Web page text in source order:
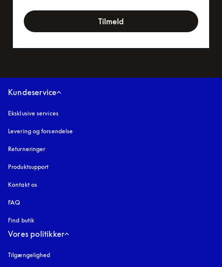
Tilmeld
Kundeservice
Eksklusive services
Levering og forsendelse
Returneringer
Produktsupport
Kontakt os
FAQ
Find butik
Vores politikker
Tilgængelighed